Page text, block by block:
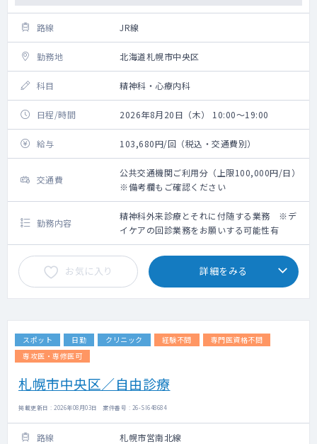
路線 JR線
勤務地 北海道札幌市中央区
科目 精神科・心療内科
日程/時間 2026年8月20日（木） 10:00～19:00
給与 103,680円/回（税込・交通費別）
交通費
公共交通機関ご利用分（上限100,000円/日）
※備考欄もご確認ください
勤務内容
精神科外来診療とそれに付随する業務 ※デ
イケアの回診業務をお願いする可能性有
お気に入り 詳細をみる
スポット 日勤 クリニック 経験不問
専門医資格不問
専攻医・専修医可
札幌市中央区／自由診療
掲載更新日 : 2026年08月03日 案件番号 : 26-SI648684
路線 札幌市営南北線